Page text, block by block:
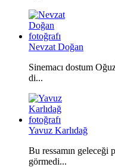
Nevzat Doğan
Sinemacı dostum
di...
Yavuz Karlıdağ
Bu ressamın geleceği
görmedi...